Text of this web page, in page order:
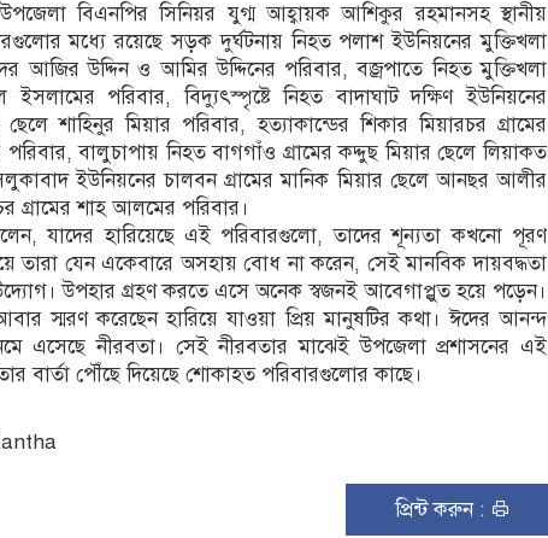
উপজেলা বিএনপির সিনিয়র যুগ্ম আহ্বায়ক আশিকুর রহমানসহ স্থানীয়
মধ্যে রয়েছে সড়ক দুর্ঘটনায় নিহত পলাশ ইউনিয়নের মুক্তিখলা
আজির উদ্দিন ও আমির উদ্দিনের পরিবার, বজ্রপাতে নিহত মুক্তিখলা
পরিবার, বিদ্যুৎস্পৃষ্টে নিহত বাদাঘাট দক্ষিণ ইউনিয়নের
শাহিনুর মিয়ার পরিবার, হত্যাকান্ডের শিকার মিয়ারচর গ্রামের
বালুচাপায় নিহত বাগগাঁও গ্রামের কদ্দুছ মিয়ার ছেলে লিয়াকত
ইউনিয়নের চালবন গ্রামের মানিক মিয়ার ছেলে আনছর আলীর
গ্রামের শাহ আলমের পরিবার।
যাদের হারিয়েছে এই পরিবারগুলো, তাদের শূন্যতা কখনো পূরণ
তারা যেন একেবারে অসহায় বোধ না করেন, সেই মানবিক দায়বদ্ধতা
উপহার গ্রহণ করতে এসে অনেক স্বজনই আবেগাপ্লুত হয়ে পড়েন।
স্মরণ করেছেন হারিয়ে যাওয়া প্রিয় মানুষটির কথা। ঈদের আনন্দ
এসেছে নীরবতা। সেই নীরবতার মাঝেই উপজেলা প্রশাসনের এই
বার্তা পৌঁছে দিয়েছে শোকাহত পরিবারগুলোর কাছে।
প্রিন্ট করুন :